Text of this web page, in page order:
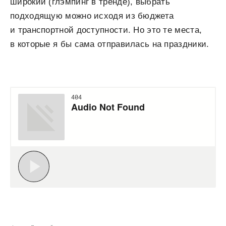
широкий (глэмпинг в тренде), выбрать
подходящую можно исходя из бюджета
и транспортной доступности. Но это те места,
в которые я бы сама отправилась на праздники.